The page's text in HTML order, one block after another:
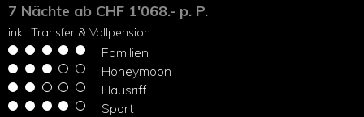
7 Nächte ab CHF 1'068.- p. P.
inkl. Transfer & Vollpension
Familien
Honeymoon
Hausriff
Sport